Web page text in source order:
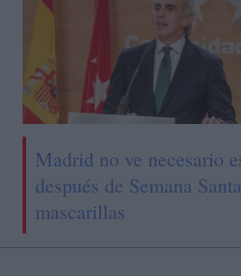
Madrid no ve necesario
después de Semana
mascarillas